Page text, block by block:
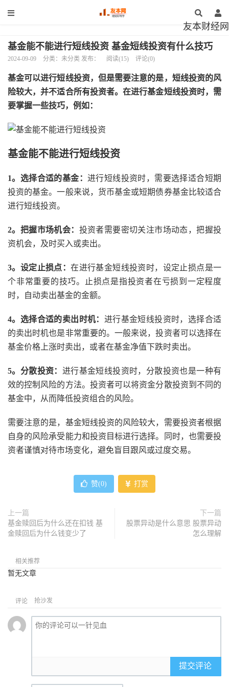
友本财经网
基金能不能进行短线投资 基金短线投资有什么技巧
2024-09-09 分类：未分类 发布： 阅读(15) 评论(0)
基金可以进行短线投资，但是需要注意的是，短线投资的风
险较大，并不适合所有投资者。在进行基金短线投资时，需
要掌握一些技巧，例如 ：
基金能不能进行短线投资
1。选择合适的基金： 进行短线投资时，需要选择适合短期
投资的基金。一般来说，货币基金或短期债券基金比较适合
进行短线投资。
2。把握市场机会： 投资者需要密切关注市场动态，把握投
资机会，及时买入或卖出。
3。设定止损点：在进行基金短线投资时，设定止损点是一
个非常重要的技巧。止损点是指投资者在亏损到一定程度
时，自动卖出基金的金额。
4。选择合适的卖出时机： 进行基金短线投资时，选择合适
的卖出时机也是非常重要的。一般来说，投资者可以选择在
基金价格上涨时卖出，或者在基金净值下跌时卖出。
5。分散投资： 进行基金短线投资时，分散投资也是一种有
效的控制风险的方法。投资者可以将资金分散投资到不同的
基金中，从而降低投资组合的风险。
需要注意的是，基金短线投资的风险较大，需要投资者根据
自身的风险承受能力和投资目标进行选择。同时，也需要投
资者谨慎对待市场变化，避免盲目跟风或过度交易。
赞(0) 打赏
上一篇
基金赎回后为什么还在扣钱 基
金赎回后为什么钱变少了
下一篇
股票异动是什么意思 股票异动
怎么理解
相关推荐
暂无文章
评论 抢沙发
提交评论